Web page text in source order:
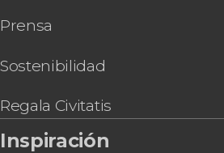
Tokyo Skyliner
Moderno de Tokio
Entrada al observatorio de la
Prensa
Sostenibilidad
Regala Civitatis
Inspiración